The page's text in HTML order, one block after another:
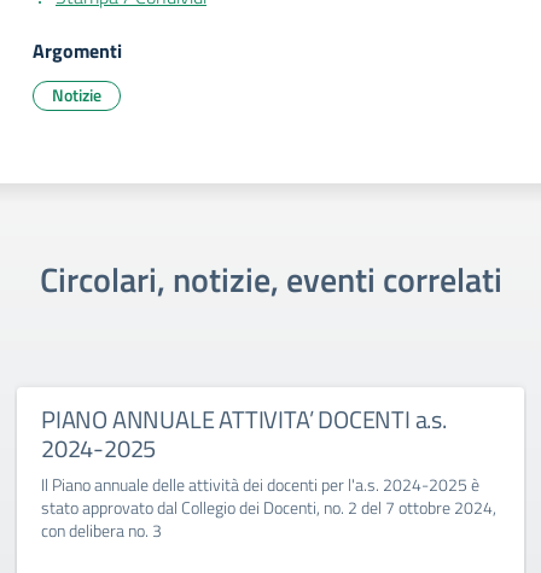
Argomenti
Notizie
Circolari, notizie, eventi correlati
PIANO ANNUALE ATTIVITA’ DOCENTI a.s.
2024-2025
Il Piano annuale delle attività dei docenti per l'a.s. 2024-2025 è
stato approvato dal Collegio dei Docenti, no. 2 del 7 ottobre 2024,
con delibera no. 3